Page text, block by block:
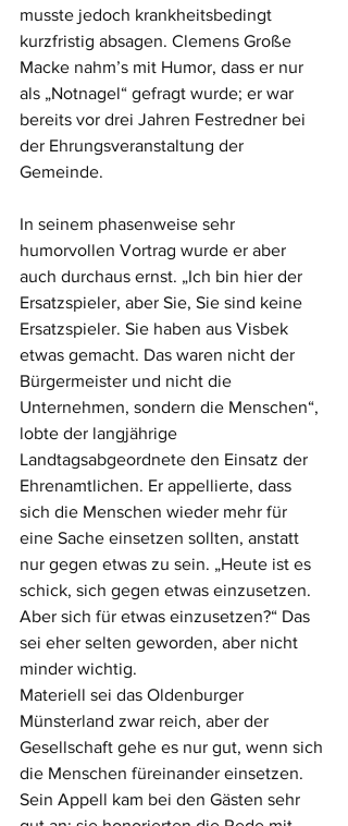
musste jedoch krankheitsbedingt
kurzfristig absagen. Clemens Große
Macke nahm’s mit Humor, dass er nur
als „Notnagel“ gefragt wurde; er war
bereits vor drei Jahren Festredner bei
der Ehrungsveranstaltung der
Gemeinde.
In seinem phasenweise sehr
humorvollen Vortrag wurde er aber
auch durchaus ernst. „Ich bin hier der
Ersatzspieler, aber Sie, Sie sind keine
Ersatzspieler. Sie haben aus Visbek
etwas gemacht. Das waren nicht der
Bürgermeister und nicht die
Unternehmen, sondern die Menschen“,
lobte der langjährige
Landtagsabgeordnete den Einsatz der
Ehrenamtlichen. Er appellierte, dass
sich die Menschen wieder mehr für
eine Sache einsetzen sollten, anstatt
nur gegen etwas zu sein. „Heute ist es
schick, sich gegen etwas einzusetzen.
Aber sich für etwas einzusetzen?“ Das
sei eher selten geworden, aber nicht
minder wichtig.
Materiell sei das Oldenburger
Münsterland zwar reich, aber der
Gesellschaft gehe es nur gut, wenn sich
die Menschen füreinander einsetzen.
Sein Appell kam bei den Gästen sehr